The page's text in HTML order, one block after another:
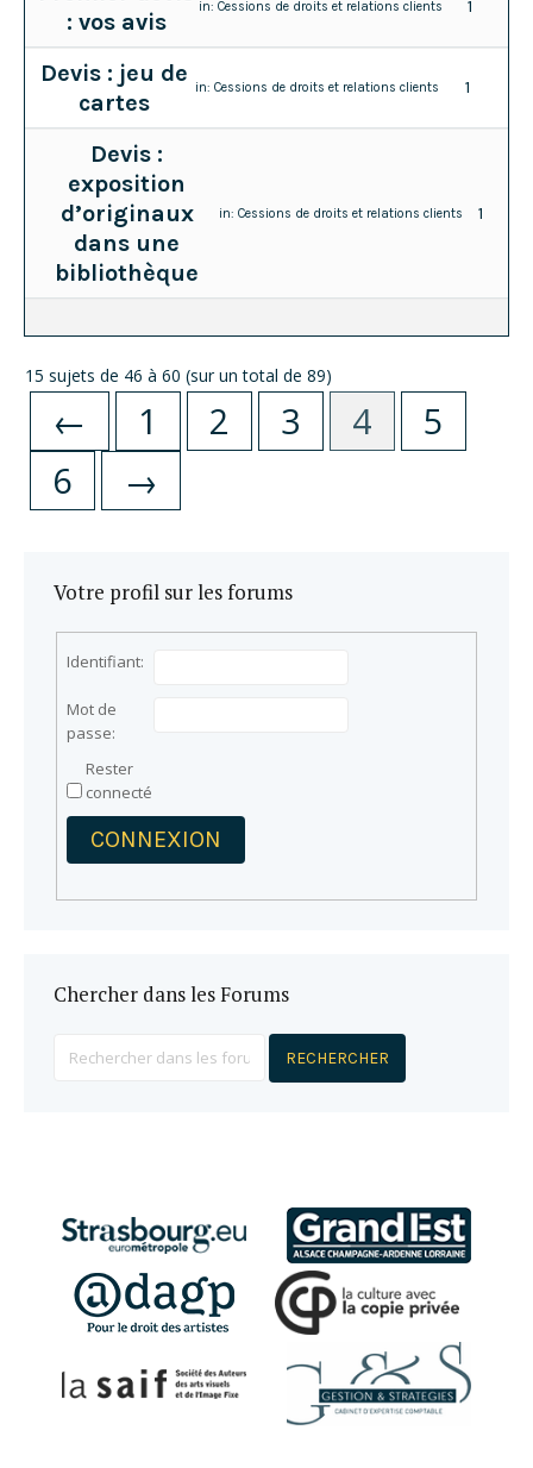
: vos avis
in: Cessions de droits et relations clients 1
Devis : jeu de
cartes
in: Cessions de droits et relations clients 1
Devis :
exposition
d’originaux
dans une
bibliothèque
in:Cessions de droits et relations clients 1
15 sujets de 46 à 60 (sur un total de 89)
← 1 2 3 4
5
6
→
Votre profil sur les forums
Identifiant:
Mot de
passe:
Rester
connecté
CONNEXION
Chercher dans les Forums